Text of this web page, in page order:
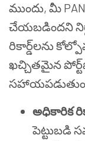
ముందు, మీ
చేయబడిందని
రికార్డ్‌లను
ఖచ్చితమైన
అధికారిక
పెట్టుబడి